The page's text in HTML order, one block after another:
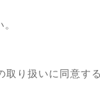
り扱いに同意する